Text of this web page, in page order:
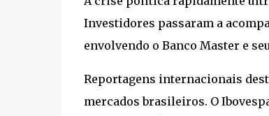
Investidores passaram a
envolvendo o Banco Master e
Reportagens internacionais
mercados brasileiros. O